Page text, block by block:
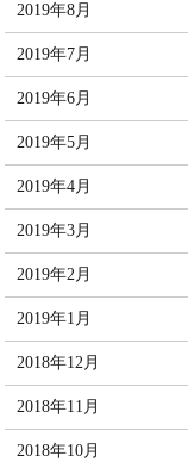
2019年8月
2019年7月
2019年6月
2019年5月
2019年4月
2019年3月
2019年2月
2019年1月
2018年12月
2018年11月
2018年10月